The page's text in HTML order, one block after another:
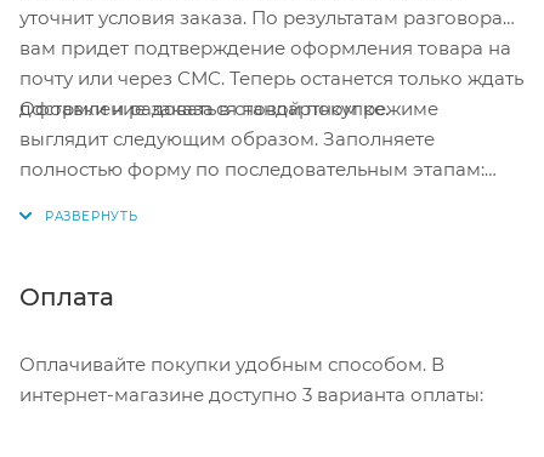
уточнит условия заказа. По результатам разговора
вам придет подтверждение оформления товара на
почту или через СМС. Теперь останется только ждать
доставки и радоваться новой покупке.
Оформление заказа в стандартном режиме
выглядит следующим образом. Заполняете
полностью форму по последовательным этапам:
Нажмите кнопку «Оформить заказ».
Оплата
Оплачивайте покупки удобным способом. В
интернет-магазине доступно 3 варианта оплаты: